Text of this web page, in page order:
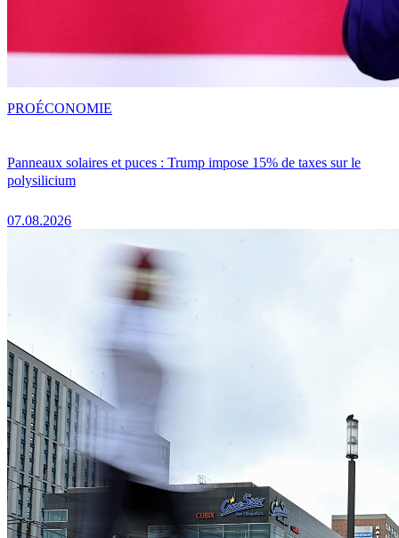
Panneaux solaires et puces : Trump impose 15% de taxes sur le
polysilicium
07.08.2026
PROÉCONOMIE